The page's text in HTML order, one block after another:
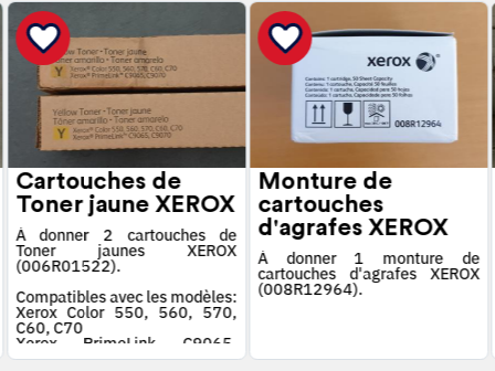
Cartouches de
Toner jaune XEROX
À donner 2 cartouches de
Toner jaunes XEROX
(006R01522).
Compatibles avec les modèles:
Xerox Color 550, 560, 570,
C60, C70
Xerox PrimeLink C9065,
C9070
Monture de
cartouches
d'agrafes XEROX
À donner 1 monture de
cartouches d'agrafes XEROX
(008R12964).